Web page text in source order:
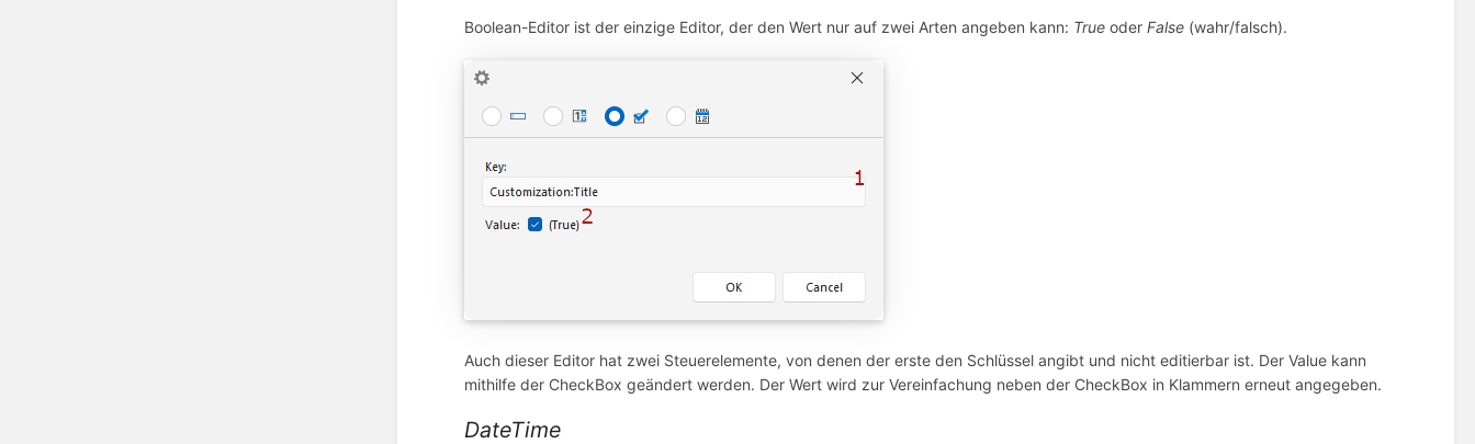
Boolean-Editor ist der einzige Editor, der den Wert nur auf zwei Arten angeben kann: True oderFalse (wahr/falsch).
Auch dieser Editor hat zwei Steuerelemente, von denen der erste den Schlüssel angibt und nicht editierbar ist. Der Value kann
mithilfe der CheckBox geändert werden. Der Wert wird zur Vereinfachung neben der CheckBox in Klammern erneut angegeben.
DateTime